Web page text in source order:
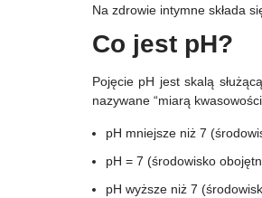
Na zdrowie intymne składa
Co jest pH?
Pojęcie pH jest skalą
nazywane “miarą
pH mniejsze niż 7
pH = 7 (środowisko
pH wyższe niż 7